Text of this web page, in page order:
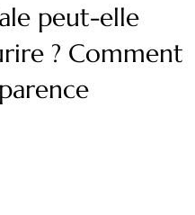
peut-elle
? Comment